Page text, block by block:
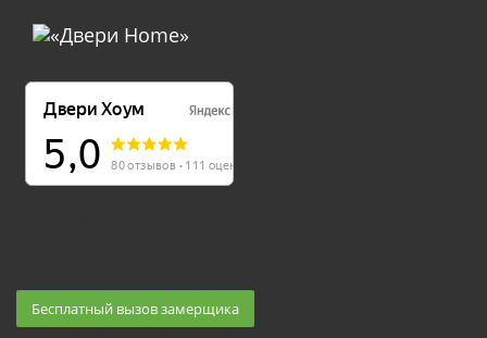
Бесплатный вызов замерщика